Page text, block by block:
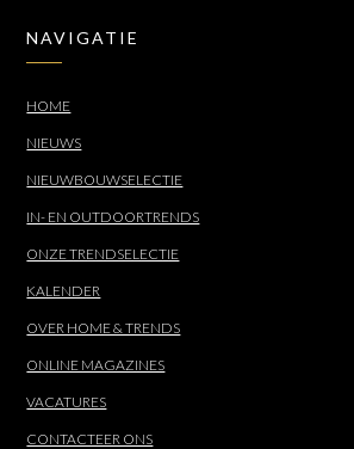
NAVIGATIE
HOME
NIEUWS
NIEUWBOUWSELECTIE
IN- EN OUTDOORTRENDS
ONZE TRENDSELECTIE
KALENDER
OVER HOME & TRENDS
ONLINE MAGAZINES
VACATURES
CONTACTEER ONS